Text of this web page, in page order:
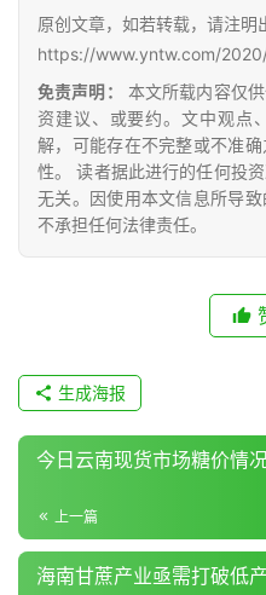
云
糖
公
众
号
现
专
题
地
区
原创文章，如若转载，请注明
https://www.yntw.com/
免责声明：
本文所载内容仅
资建议、或要约。文中观点
解，可能存在不完整或不准
性。 读者据此进行的任何投
无关。因使用本文信息所导
不承担任何法律责任。
生成海报
今日云南现货市场糖价情
上一篇
海南甘蔗产业亟需打破低